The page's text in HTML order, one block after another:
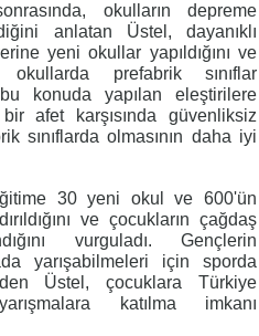
okulların depreme
anlatan Üstel, dayanıklı
yeni okullar yapıldığını ve
okullarda prefabrik sınıflar
konuda yapılan eleştirilere
afet karşısında güvenliksiz
sınıflarda olmasının daha iyi
30 yeni okul ve 600'ün
ve çocukların çağdaş
vurguladı. Gençlerin
yarışabilmeleri için sporda
Üstel, çocuklara Türkiye
katılma imkanı